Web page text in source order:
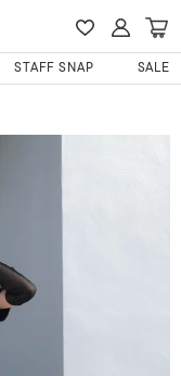
STAFF SNAP SALE